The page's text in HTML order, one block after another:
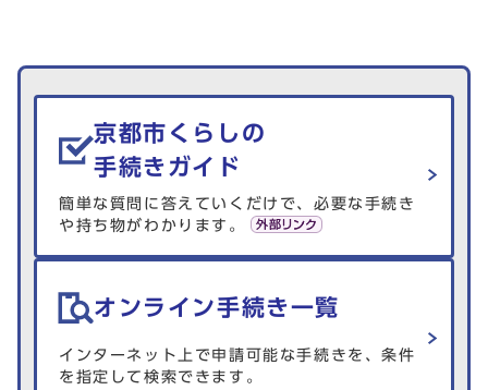
生活情報を探す
京都市くらしの
手続きガイド
簡単な質問に答えていくだけで、必要な手続き
や持ち物がわかります。
オンライン手続き一覧
インターネット上で申請可能な手続きを、条件
を指定して検索できます。